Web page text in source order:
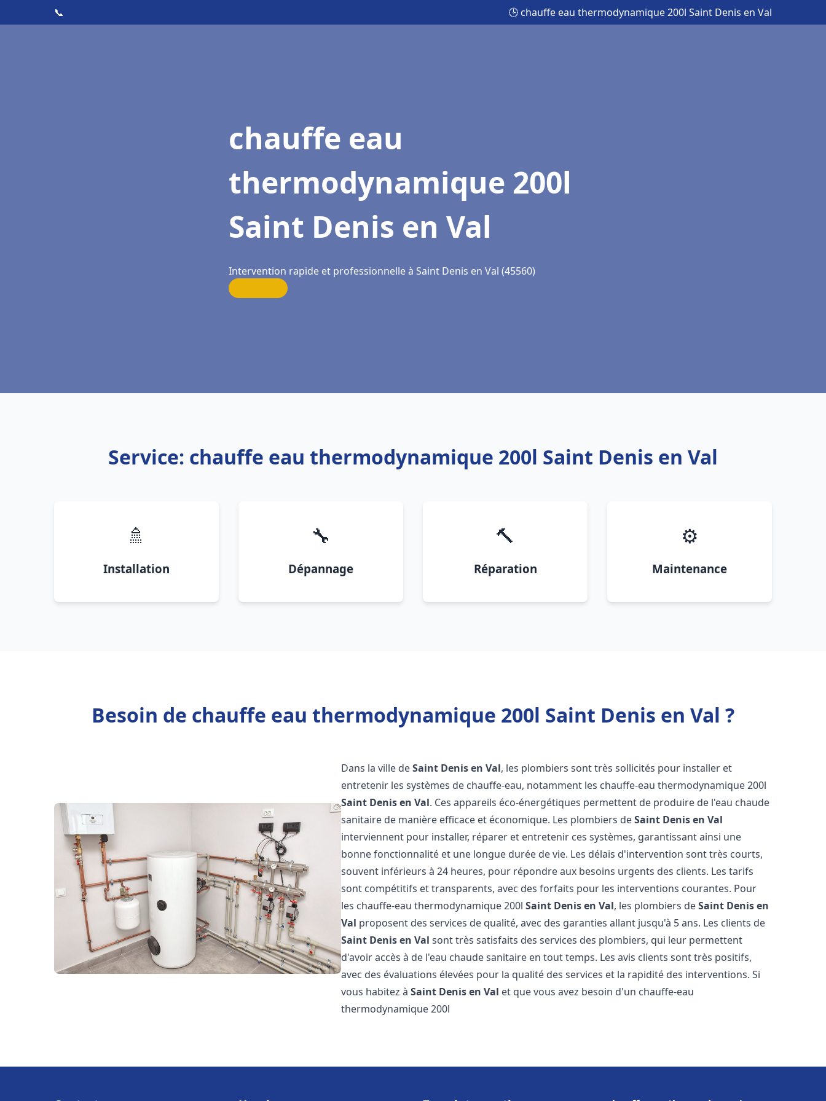
📞 🕒 chauffe eau thermodynamique 200l Saint Denis en Val
chauffe eau
thermodynamique 200l
Saint Denis en Val
Intervention rapide et professionnelle à Saint Denis en Val (45560)
Service: chauffe eau thermodynamique 200l Saint Denis en Val
🚿
Installation
🔧
Dépannage
🔨
Réparation
⚙️
Maintenance
Besoin de chauffe eau thermodynamique 200l Saint Denis en Val ?
Dans la ville deSaint Denis en Val, les plombiers sont très sollicités pour installer et
entretenir les systèmes de chauffe-eau, notamment les chauffe-eau thermodynamique 200l
Saint Denis en Val. Ces appareils éco-énergétiques permettent de produire de l'eau chaude
sanitaire de manière efficace et économique. Les plombiers deSaint Denis en Val
interviennent pour installer, réparer et entretenir ces systèmes, garantissant ainsi une
bonne fonctionnalité et une longue durée de vie. Les délais d'intervention sont très courts,
souvent inférieurs à 24 heures, pour répondre aux besoins urgents des clients. Les tarifs
sont compétitifs et transparents, avec des forfaits pour les interventions courantes. Pour
les chauffe-eau thermodynamique 200lSaint Denis en Val, les plombiers deSaint Denis en
Val proposent des services de qualité, avec des garanties allant jusqu'à 5 ans. Les clients de
Saint Denis en Val sont très satisfaits des services des plombiers, qui leur permettent
d'avoir accès à de l'eau chaude sanitaire en tout temps. Les avis clients sont très positifs,
avec des évaluations élevées pour la qualité des services et la rapidité des interventions. Si
vous habitez àSaint Denis en Val et que vous avez besoin d'un chauffe-eau
thermodynamique 200l